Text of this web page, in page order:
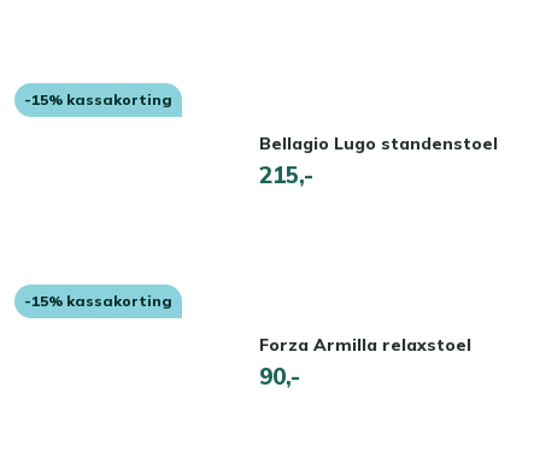
-15% kassakorting
Bellagio Lugo standenstoel
215,-
-15% kassakorting
Forza Armilla relaxstoel
90,-